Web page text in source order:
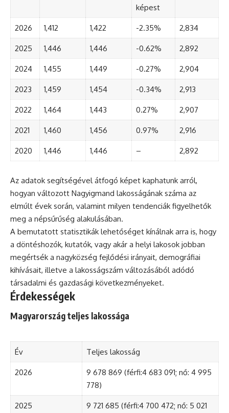
képest
2026 1,412 1,422 -2.35% 2,834
2025 1,446 1,446 -0.62% 2,892
2024 1,455 1,449 -0.27% 2,904
2023 1,459 1,454 -0.34% 2,913
2022 1,464 1,443 0.27% 2,907
2021 1,460 1,456 0.97% 2,916
2020 1,446 1,446 – 2,892
Az adatok segítségével átfogó képet kaphatunk arról,
hogyan változott Nagyigmand lakosságának száma az
elmúlt évek során, valamint milyen tendenciák figyelhetők
meg a népsűrűség alakulásában.
A bemutatott statisztikák lehetőséget kínálnak arra is, hogy
a döntéshozók, kutatók, vagy akár a helyi lakosok jobban
megértsék a nagyközség fejlődési irányait, demográfiai
kihívásait, illetve a lakosságszám változásából adódó
társadalmi és gazdasági következményeket.
Érdekességek
Magyarország teljes lakossága
Év Teljes lakosság
2026
9 678 869 (férfi:4 683 091; nő: 4 995
778)
2025
9 721 685 (férfi:4 700 472; nő: 5 021